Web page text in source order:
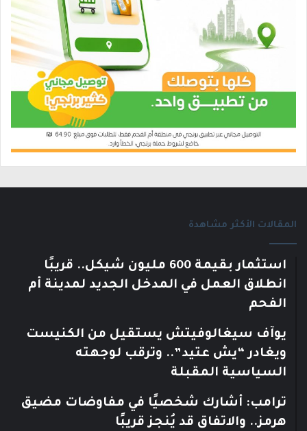
المقالات الأكثر مشاهدة
استثمار بقيمة 600 مليون شيكل.. قريبًا
انطلاق العمل في المدخل الجديد لمدينة أم
الفحم
يوآف سيغالوفيتش يستقيل من الكنيست
ويغادر “يش عتيد”.. وترقب لوجهته
السياسية المقبلة
ترامب: أشارك شخصيًا في مفاوضات مضيق
هرمز.. والاتفاق قد يُنجز قريبًا